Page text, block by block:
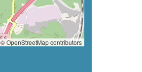
© OpenStreetMap contributors